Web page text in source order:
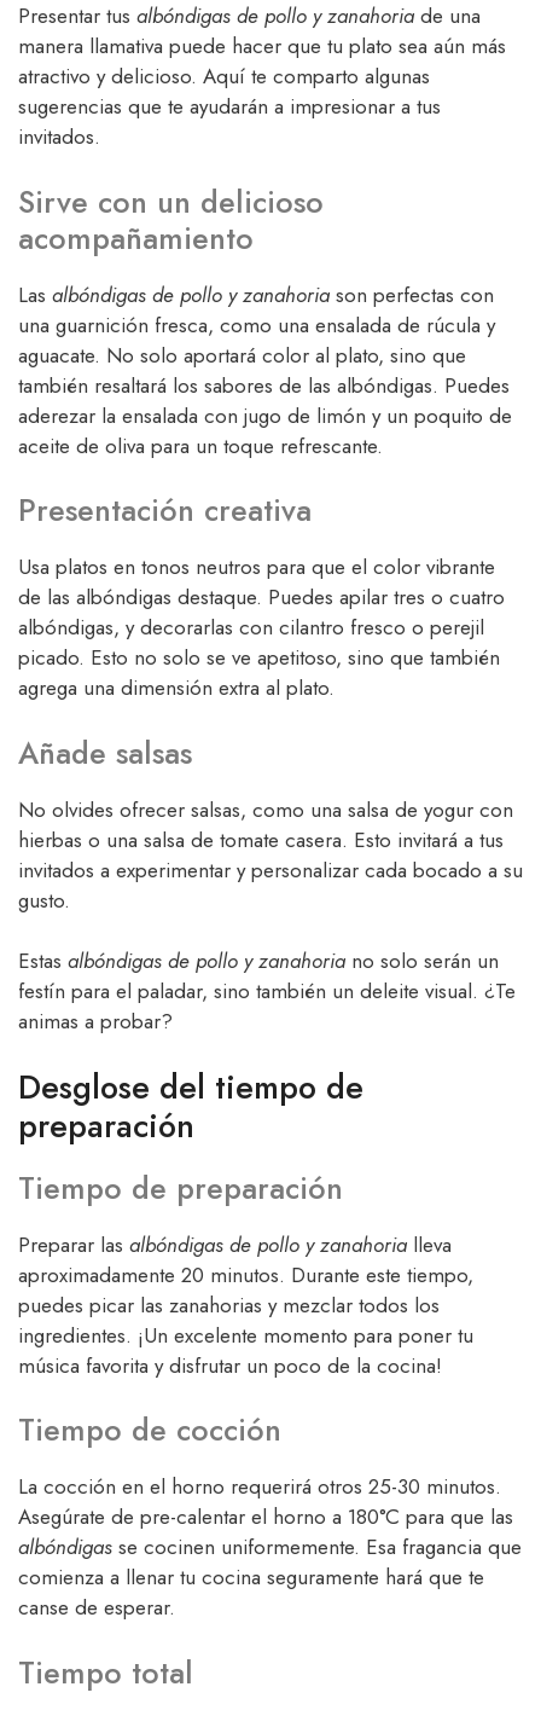
Presentar tus albóndigas de pollo y zanahoria de una
manera llamativa puede hacer que tu plato sea aún más
atractivo y delicioso. Aquí te comparto algunas
sugerencias que te ayudarán a impresionar a tus
invitados.
Sirve con un delicioso
acompañamiento
Las albóndigas de pollo y zanahoria son perfectas con
una guarnición fresca, como una ensalada de rúcula y
aguacate. No solo aportará color al plato, sino que
también resaltará los sabores de las albóndigas. Puedes
aderezar la ensalada con jugo de limón y un poquito de
aceite de oliva para un toque refrescante.
Presentación creativa
Usa platos en tonos neutros para que el color vibrante
de las albóndigas destaque. Puedes apilar tres o cuatro
albóndigas, y decorarlas con cilantro fresco o perejil
picado. Esto no solo se ve apetitoso, sino que también
agrega una dimensión extra al plato.
Añade salsas
No olvides ofrecer salsas, como una salsa de yogur con
hierbas o una salsa de tomate casera. Esto invitará a tus
invitados a experimentar y personalizar cada bocado a su
gusto.
Estas albóndigas de pollo y zanahoria no solo serán un
festín para el paladar, sino también un deleite visual. ¿Te
animas a probar?
Desglose del tiempo de
preparación
Tiempo de preparación
Preparar las albóndigas de pollo y zanahoria lleva
aproximadamente 20 minutos. Durante este tiempo,
puedes picar las zanahorias y mezclar todos los
ingredientes. ¡Un excelente momento para poner tu
música favorita y disfrutar un poco de la cocina!
Tiempo de cocción
La cocción en el horno requerirá otros 25-30 minutos.
Asegúrate de pre-calentar el horno a 180°C para que las
albóndigas se cocinen uniformemente. Esa fragancia que
comienza a llenar tu cocina seguramente hará que te
canse de esperar.
Tiempo total